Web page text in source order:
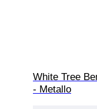
White Tree
- Metallo